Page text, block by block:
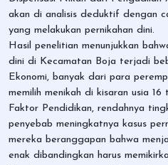
akan di analisis deduktif dengan
yang melakukan pernikahan dini.
Hasil penelitian menunjukkan
dini di Kecamatan Boja terjadi
Ekonomi, banyak dari para
memilih menikah di kisaran usia 16
Faktor Pendidikan, rendahnya
penyebab meningkatnya kasus
mereka beranggapan bahwa
enak dibandingkan harus